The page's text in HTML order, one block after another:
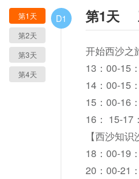
第1天
第2天
第3天
第4天
D1 第1天
开始西沙之
13：00-15
14：00-15
15：00-16
16： 15-17
【西沙知
18：00-19
20：00-21